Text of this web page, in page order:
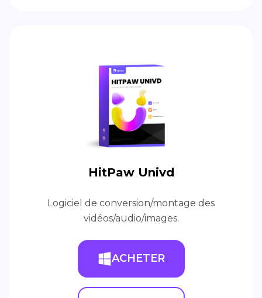
HitPaw Univd
Logiciel de conversion/montage des
vidéos/audio/images.
ACHETER